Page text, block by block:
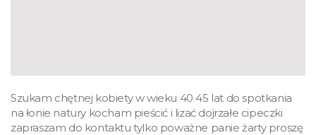
Szukam chętnej kobiety w wieku 40 45 lat do spotkania
na łonie natury kocham pieścić i lizać dojrzałe cipeczki
zapraszam do kontaktu tylko poważne panie żarty proszę